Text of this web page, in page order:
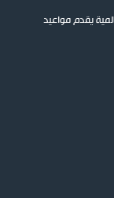
يقدم مواعيد